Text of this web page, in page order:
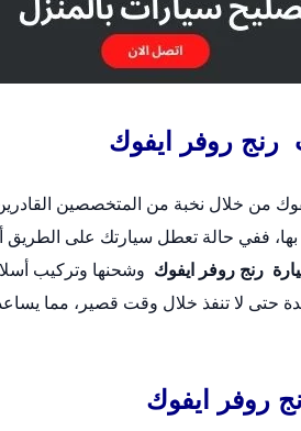
رنج روفر ايفوك
من خلال نخبة من المتخصصين
ففي حالة تعطل سيارتك على الطريق
رنج روفر ايفوك وشحنها وتركيب
حتى لا تنفذ خلال وقت قصير، مما
روفر ايفوك